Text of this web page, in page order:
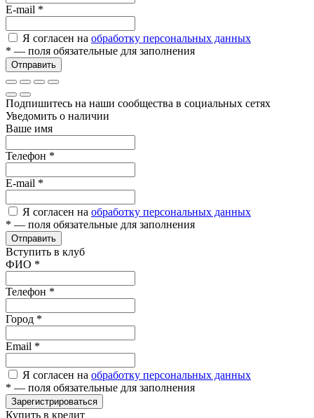
E-mail *
Я согласен на обработку персональных данных
* — поля обязательные для заполнения
Отправить
Подпишитесь на наши сообщества в социальных сетях
Уведомить о наличии
Ваше имя
Телефон *
E-mail *
Я согласен на обработку персональных данных
* — поля обязательные для заполнения
Отправить
Вступить в клуб
ФИО *
Телефон *
Город *
Email *
Я согласен на обработку персональных данных
* — поля обязательные для заполнения
Зарегистрироваться
Купить в кредит